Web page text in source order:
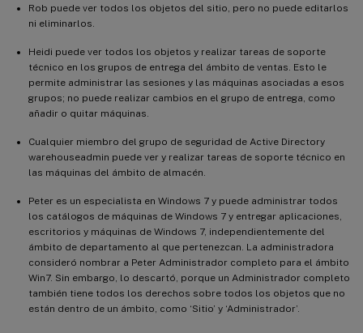
Rob puede ver todos los objetos del sitio, pero no puede editarlos
ni eliminarlos.
Heidi puede ver todos los objetos y realizar tareas de soporte
técnico en los grupos de entrega del ámbito de ventas. Esto le
permite administrar las sesiones y las máquinas asociadas a esos
grupos; no puede realizar cambios en el grupo de entrega, como
añadir o quitar máquinas.
Cualquier miembro del grupo de seguridad de Active Directory
warehouseadmin puede ver y realizar tareas de soporte técnico en
las máquinas del ámbito de almacén.
Peter es un especialista en Windows 7 y puede administrar todos
los catálogos de máquinas de Windows 7 y entregar aplicaciones,
escritorios y máquinas de Windows 7, independientemente del
ámbito de departamento al que pertenezcan. La administradora
consideró nombrar a Peter Administrador completo para el ámbito
Win7. Sin embargo, lo descartó, porque un Administrador completo
también tiene todos los derechos sobre todos los objetos que no
están dentro de un ámbito, como ‘Sitio’ y ‘Administrador’.